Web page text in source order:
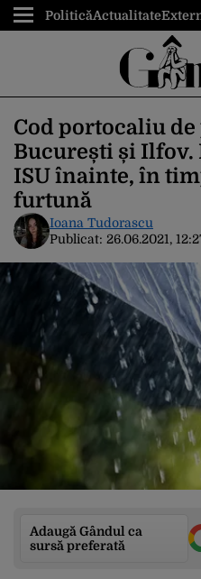
PoliticăActualitate
Cod portocaliu
București și Ilfov.
ISU înainte, în
furtună
Ioana Tudorascu
Publicat: 26.06.2021,
Adaugă Gândul ca
sursă preferată